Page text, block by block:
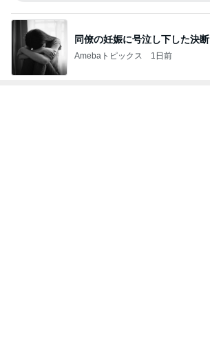
同僚の妊娠に号泣し下した決断
Amebaトピックス 1日前